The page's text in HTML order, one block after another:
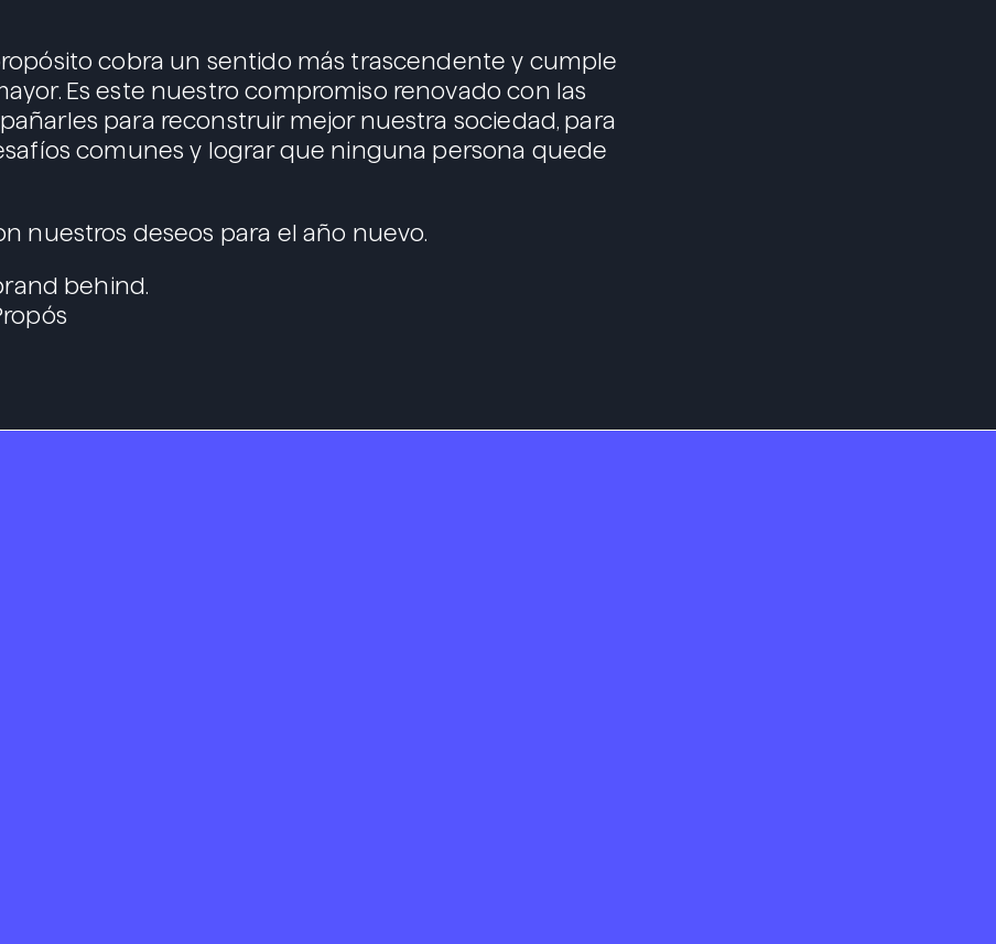
cobra un sentido más trascendente y cumple
Es este nuestro compromiso renovado con las
para reconstruir mejor nuestra sociedad, para
comunes y lograr que ninguna persona quede
nuestros deseos para el año nuevo.
behind.